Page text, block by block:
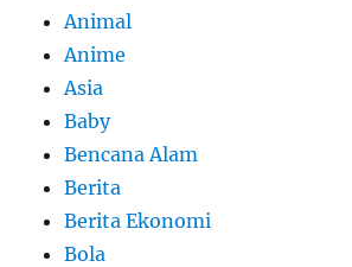
Animal
Anime
Asia
Baby
Bencana Alam
Berita
Berita Ekonomi
Bola